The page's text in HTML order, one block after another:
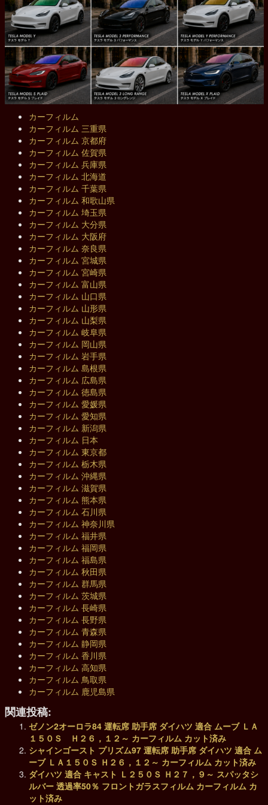
カーフィルム
カーフィルム 三重県
カーフィルム 京都府
カーフィルム 佐賀県
カーフィルム 兵庫県
カーフィルム 北海道
カーフィルム 千葉県
カーフィルム 和歌山県
カーフィルム 埼玉県
カーフィルム 大分県
カーフィルム 大阪府
カーフィルム 奈良県
カーフィルム 宮城県
カーフィルム 宮崎県
カーフィルム 富山県
カーフィルム 山口県
カーフィルム 山形県
カーフィルム 山梨県
カーフィルム 岐阜県
カーフィルム 岡山県
カーフィルム 岩手県
カーフィルム 島根県
カーフィルム 広島県
カーフィルム 徳島県
カーフィルム 愛媛県
カーフィルム 愛知県
カーフィルム 新潟県
カーフィルム 日本
カーフィルム 東京都
カーフィルム 栃木県
カーフィルム 沖縄県
カーフィルム 滋賀県
カーフィルム 熊本県
カーフィルム 石川県
カーフィルム 神奈川県
カーフィルム 福井県
カーフィルム 福岡県
カーフィルム 福島県
カーフィルム 秋田県
カーフィルム 群馬県
カーフィルム 茨城県
カーフィルム 長崎県
カーフィルム 長野県
カーフィルム 青森県
カーフィルム 静岡県
カーフィルム 香川県
カーフィルム 高知県
カーフィルム 鳥取県
カーフィルム 鹿児島県
関連投稿:
ゼノン2オーロラ84 運転席 助手席 ダイハツ 適合 ムーブ ＬＡ
１５０Ｓ Ｈ２６，１２～ カーフィルム カット済み
シャインゴースト プリズム97 運転席 助手席 ダイハツ 適合 ム
ーブ ＬＡ１５０Ｓ Ｈ２６，１２～ カーフィルム カット済み
ダイハツ 適合 キャスト Ｌ２５０Ｓ Ｈ２７，９～ スパッタシ
ルバー 透過率50％ フロントガラスフィルム カーフィルム カ
ット済み